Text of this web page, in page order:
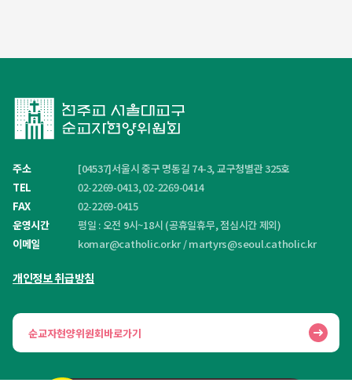
주소
[04537]서울시 중구 명동길 74-3, 교구청별관 325호
TEL
02-2269-0413, 02-2269-0414
FAX
02-2269-0415
운영시간
평일 : 오전 9시~18시 (공휴일휴무, 점심시간 제외)
이메일
komar@catholic.or.kr/martyrs@seoul.catholic.kr
개인정보 취급방침
순교자현양위원회바로가기